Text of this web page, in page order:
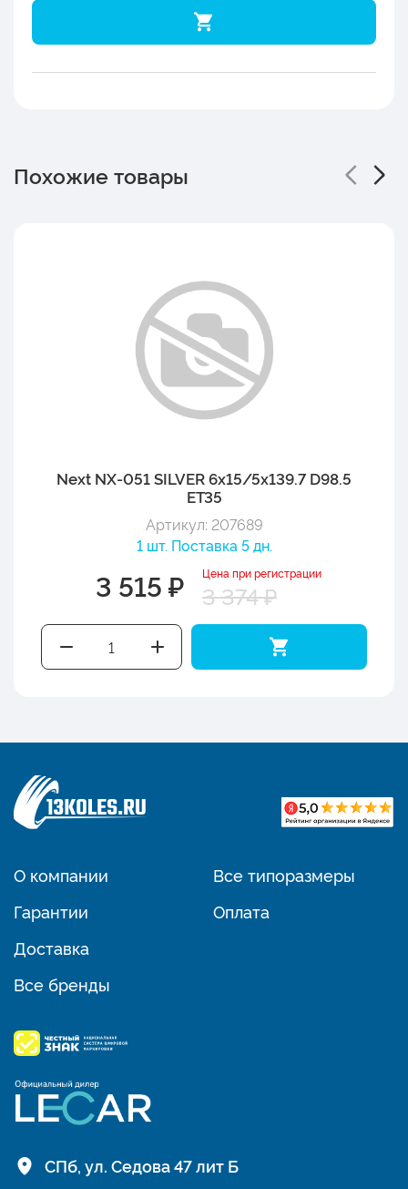
Похожие товары
Next NX-051 SILVER 6x15/5x139.7 D98.5
ET35
Артикул: 207689
1 шт. Поставка 5 дн.
3 515 ₽ Цена при регистрации
3 374 ₽
О компании
Гарантии
Доставка
Все бренды
Все типоразмеры
Оплата
СПб, ул. Седова 47 лит Б